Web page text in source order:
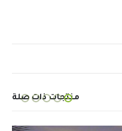
منتجات ذات صلة